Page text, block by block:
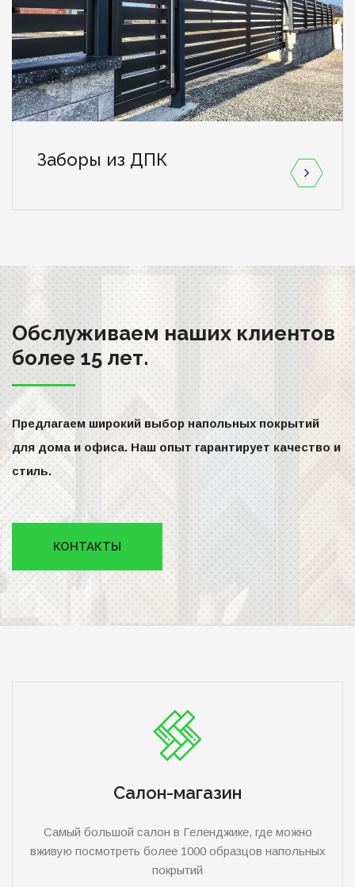
Заборы из ДПК
Обслуживаем наших клиентов
более 15 лет.
Предлагаем широкий выбор напольных покрытий
для дома и офиса. Наш опыт гарантирует качество и
стиль.
КОНТАКТЫ
Салон-магазин
Самый большой салон в Геленджике, где можно
вживую посмотреть более 1000 образцов напольных
покрытий